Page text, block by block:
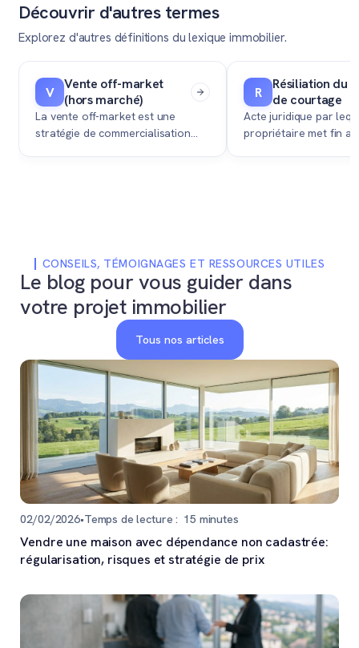
Découvrir d'autres termes
Explorez d'autres définitions du lexique immobilier.
V Vente off-market
(hors marché)
La vente off-market est une
stratégie de commercialisation
R
Résiliation du
de courtage
Acte juridique par
propriétaire met fin
CONSEILS, TÉMOIGNAGES ET RESSOURCES UTILES
Le blog pour vous guider dans
votre projet immobilier
Tous nos articles
02/02/2026•Temps de lecture : 15 minutes
Vendre une maison avec dépendance non cadastrée:
régularisation, risques et stratégie de prix